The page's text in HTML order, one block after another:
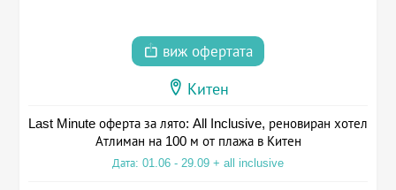
виж офертата
Китен
Last Minute оферта за лято: All Inclusive, реновиран хотел
Атлиман на 100 м от плажа в Китен
Дата: 01.06 - 29.09 + all inclusive